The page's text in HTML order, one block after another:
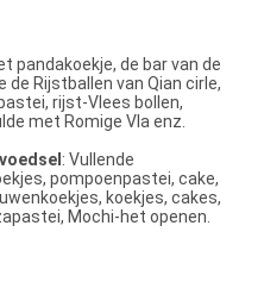
pandakoekje, de bar van de
Rijstballen van Qian cirle,
rijst-Vlees bollen,
met Romige Vla enz.
: Vullende
pompoenpastei, cake,
koekjes, cakes,
Mochi-het openen.